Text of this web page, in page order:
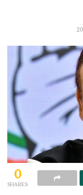
0
SHARES